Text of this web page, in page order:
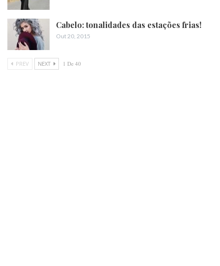
Cabelo: tonalidades das estações frias!
Out 20, 2015
PREV NEXT 1 De 40